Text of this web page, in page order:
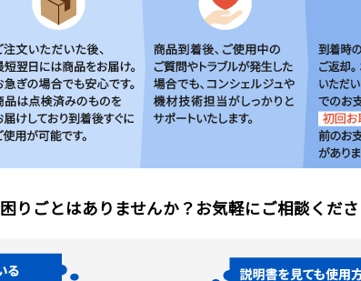
りごとはありませんか？お気軽にご相談くださ